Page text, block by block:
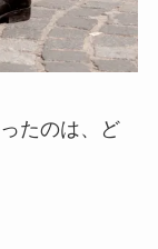
たのは、ど